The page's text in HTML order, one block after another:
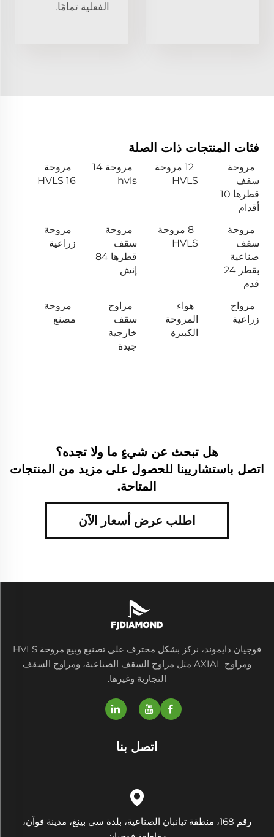
الفعلية تمامًا.
فئات المنتجات ذات الصلة
مروحة
سقف
قطرها 10
أقدام
12 مروحة
HVLS
مروحة 14
hvls
مروحة
HVLS 16
مروحة
سقف
صناعية
بقطر 24
قدم
8 مروحة
HVLS
مروحة
سقف
قطرها 84
إنش
مروحة
زراعية
مرواح
زراعية
هواء
المروحة
الكبيرة
مراوح
سقف
خارجية
جيدة
مروحة
مصنع
هل تبحث عن شيءٍ ما ولا تجده؟
اتصل باستشاريينا للحصول على مزيد من المنتجات
المتاحة.
اطلب عرض أسعار الآن
فوجيان دايموند، نركز بشكل محترف على تصنيع وبيع مروحة HVLS
ومراوح AXIAL مثل مراوح السقف الصناعية، ومراوح السقف
التجارية وغيرها.
اتصل بنا
رقم 168، منطقة تيانبان الصناعية، بلدة سي بينغ، مدينة فوآن،